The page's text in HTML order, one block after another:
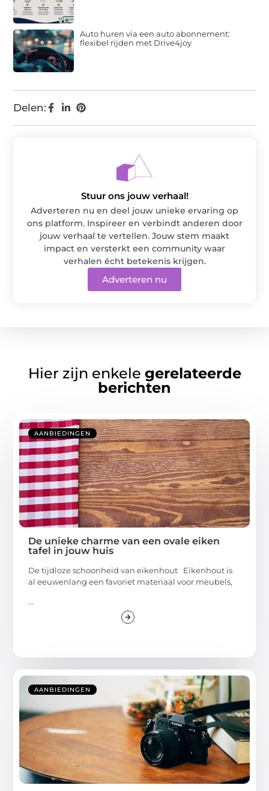
Delen:
Auto huren via een auto abonnement:
flexibel rijden met Drive4joy
Stuur ons jouw verhaal!
Adverteren nu en deel jouw unieke ervaring op
ons platform. Inspireer en verbindt anderen door
jouw verhaal te vertellen. Jouw stem maakt
impact en versterkt een community waar
verhalen écht betekenis krijgen.
Adverteren nu
Hier zijn enkele gerelateerde
berichten
AANBIEDINGEN
De unieke charme van een ovale eiken
tafel in jouw huis
De tijdloze schoonheid van eikenhout Eikenhout is
al eeuwenlang een favoriet materiaal voor meubels,
...
AANBIEDINGEN